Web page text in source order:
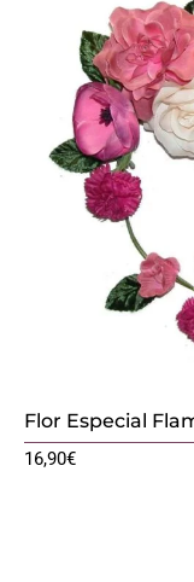
Flor Especial
16,90€